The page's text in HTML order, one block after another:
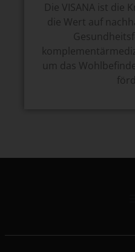
Die VISANA ist die
die Wert auf
um das